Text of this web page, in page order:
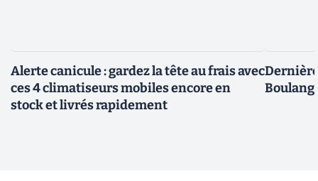
Alerte canicule : gardez la tête au frais avec
ces 4 climatiseurs mobiles encore en
stock et livrés rapidement